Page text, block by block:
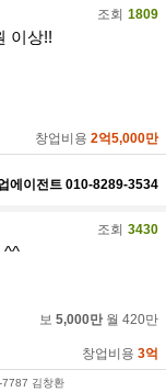
조회 1809
이상!!
창업비용 2억5,000만
에이전트 010-8289-3534
조회 3430
^^
보 5,000만 월 420만
창업비용 3억
김창환